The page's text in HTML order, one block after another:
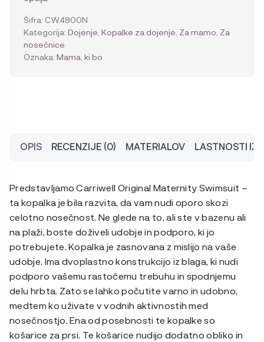
Šifra: CW4800N
Kategorija: Dojenje Kopalke za dojenje Za mamo Za
nosečnice
Oznaka: Mama, ki bo
OPIS RECENZIJE (0) MATERIALOV LASTNOSTI
Predstavljamo Carriwell Original Maternity Swimsuit –
ta kopalka je bila razvita, da vam nudi oporo skozi
celotno nosečnost. Ne glede na to, ali ste v bazenu ali
na plaži, boste doživeli udobje in podporo, ki jo
potrebujete. Kopalka je zasnovana z mislijo na vaše
udobje. Ima dvoplastno konstrukcijo iz blaga, ki nudi
podporo vašemu rastočemu trebuhu in spodnjemu
delu hrbta. Zato se lahko počutite varno in udobno,
medtem ko uživate v vodnih aktivnostih med
nosečnostjo. Ena od posebnosti te kopalke so
košarice za prsi. Te košarice nudijo dodatno obliko in